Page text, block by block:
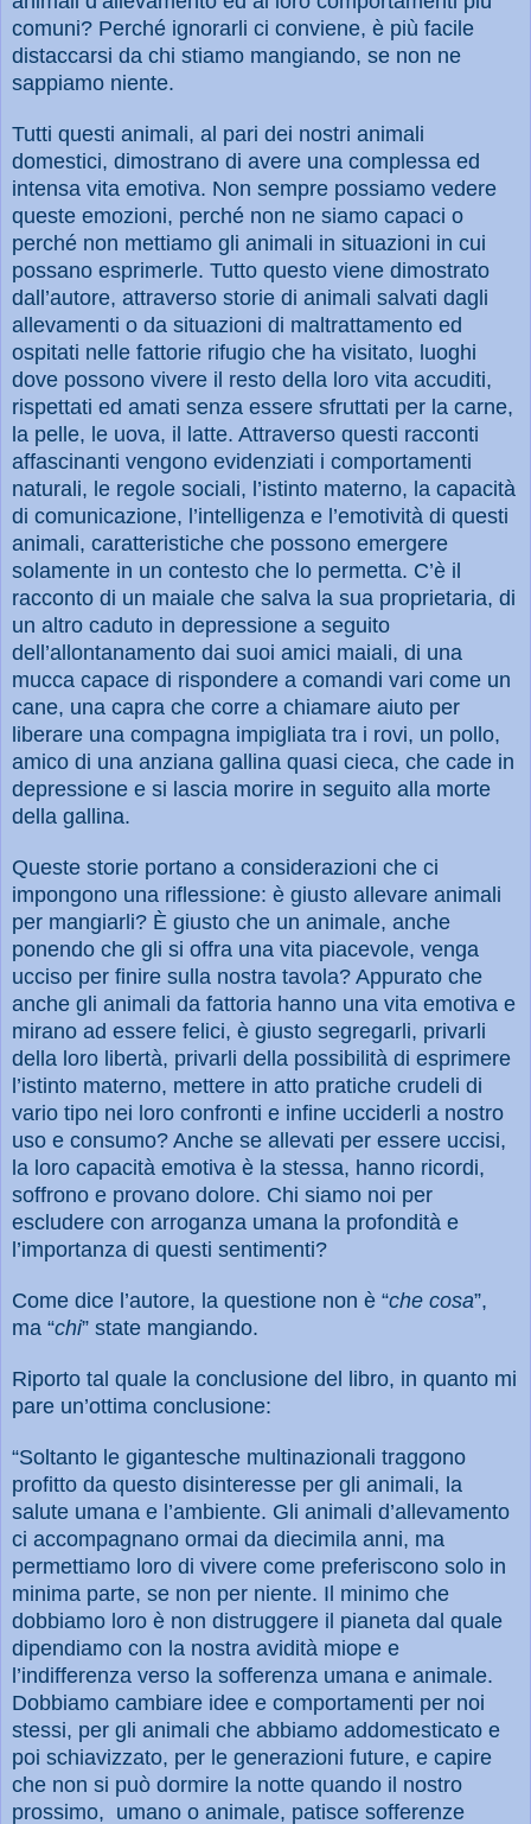
comuni? Perché ignorarli ci conviene, è più facile
distaccarsi da chi stiamo mangiando, se non ne
sappiamo niente.
Tutti questi animali, al pari dei nostri animali
domestici, dimostrano di avere una complessa ed
intensa vita emotiva. Non sempre possiamo vedere
queste emozioni, perché non ne siamo capaci o
perché non mettiamo gli animali in situazioni in cui
possano esprimerle. Tutto questo viene dimostrato
dall’autore, attraverso storie di animali salvati dagli
allevamenti o da situazioni di maltrattamento ed
ospitati nelle fattorie rifugio che ha visitato, luoghi
dove possono vivere il resto della loro vita accuditi,
rispettati ed amati senza essere sfruttati per la carne,
la pelle, le uova, il latte. Attraverso questi racconti
affascinanti vengono evidenziati i comportamenti
naturali, le regole sociali, l’istinto materno, la capacità
di comunicazione, l’intelligenza e l’emotività di questi
animali, caratteristiche che possono emergere
solamente in un contesto che lo permetta. C’è il
racconto di un maiale che salva la sua proprietaria, di
un altro caduto in depressione a seguito
dell’allontanamento dai suoi amici maiali, di una
mucca capace di rispondere a comandi vari come un
cane, una capra che corre a chiamare aiuto per
liberare una compagna impigliata tra i rovi, un pollo,
amico di una anziana gallina quasi cieca, che cade in
depressione e si lascia morire in seguito alla morte
della gallina.
Queste storie portano a considerazioni che ci
impongono una riflessione: è giusto allevare animali
per mangiarli? È giusto che un animale, anche
ponendo che gli si offra una vita piacevole, venga
ucciso per finire sulla nostra tavola? Appurato che
anche gli animali da fattoria hanno una vita emotiva e
mirano ad essere felici, è giusto segregarli, privarli
della loro libertà, privarli della possibilità di esprimere
l’istinto materno, mettere in atto pratiche crudeli di
vario tipo nei loro confronti e infine ucciderli a nostro
uso e consumo? Anche se allevati per essere uccisi,
la loro capacità emotiva è la stessa, hanno ricordi,
soffrono e provano dolore. Chi siamo noi per
escludere con arroganza umana la profondità e
l’importanza di questi sentimenti?
Come dice l’autore, la questione non è “che cosa”,
ma “chi” state mangiando.
Riporto tal quale la conclusione del libro, in quanto mi
pare un’ottima conclusione:
“Soltanto le gigantesche multinazionali traggono
profitto da questo disinteresse per gli animali, la
salute umana e l’ambiente. Gli animali d’allevamento
ci accompagnano ormai da diecimila anni, ma
permettiamo loro di vivere come preferiscono solo in
minima parte, se non per niente. Il minimo che
dobbiamo loro è non distruggere il pianeta dal quale
dipendiamo con la nostra avidità miope e
l’indifferenza verso la sofferenza umana e animale.
Dobbiamo cambiare idee e comportamenti per noi
stessi, per gli animali che abbiamo addomesticato e
poi schiavizzato, per le generazioni future, e capire
che non si può dormire la notte quando il nostro
prossimo, umano o animale, patisce sofferenze